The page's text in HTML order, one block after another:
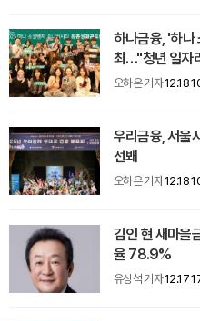
하나금융, '하나
최…"청년 일자
오하은 기자12.18
우리금융, 서울
선봬
오하은 기자12.18
김인 현 새마을
율 78.9%
유상석 기자12.17